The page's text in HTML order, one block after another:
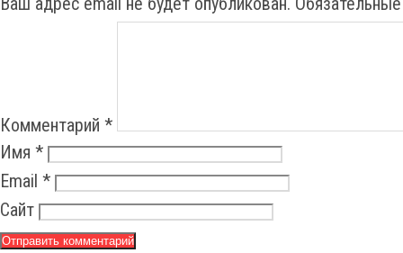
i
g
a
t
i
Комментарий *
Имя *
Email *
Сайт